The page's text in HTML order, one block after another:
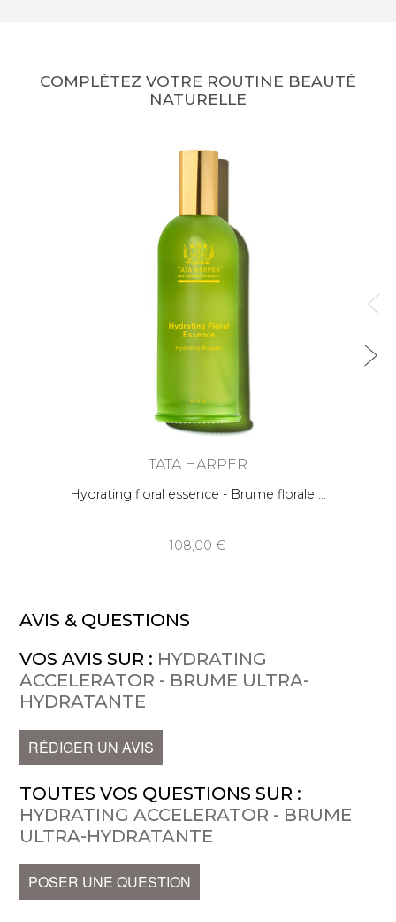
COMPLÉTEZ VOTRE ROUTINE BEAUTÉ
NATURELLE
TATA HARPER
Hydrating floral essence - Brume florale
108,00
AVIS & QUESTIONS
VOS AVIS SUR : HYDRATING
ACCELERATOR - BRUME ULTRA-
HYDRATANTE
RÉDIGER UN AVIS
TOUTES VOS QUESTIONS SUR :
HYDRATING ACCELERATOR - BRUME
ULTRA-HYDRATANTE
POSER UNE QUESTION